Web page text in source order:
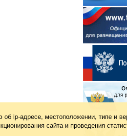
об ip-адресе, местоположении, типе и
сайта и проведения